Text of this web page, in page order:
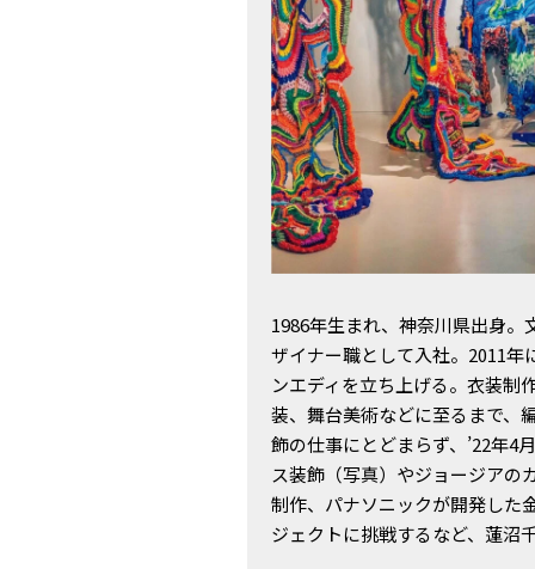
1986年生まれ、神奈川県出身
ザイナー職として入社。2011年
ンエディを立ち上げる。衣装制
装、舞台美術などに至るまで、
飾の仕事にとどまらず、’22年4
ス装飾（写真）やジョージアの
制作、パナソニックが開発した
ジェクトに挑戦するなど、蓮沼